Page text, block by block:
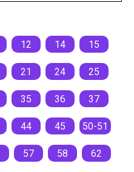
12 14 15
21 24 25
35 36 37
44 45 50-51
57 58 62